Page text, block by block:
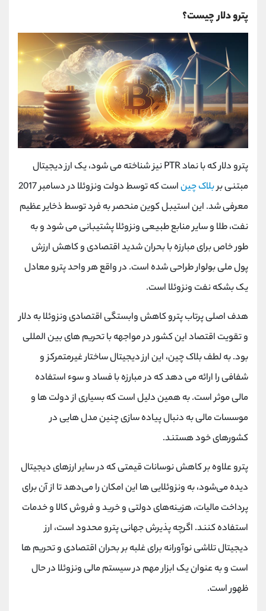
پترو دلار چیست؟
پترو دلار که با نماد PTR نیز شناخته می شود، یک ارز دیجیتال
مبتنی بربلاک چین
است که توسط دولت ونزوئلا در دسامبر 2017
معرفی شد. این استیبل کوین منحصر به فرد توسط ذخایر عظیم
نفت، طلا و سایر منابع طبیعی ونزوئلا پشتیبانی می شود و به
طور خاص برای مبارزه با بحران شدید اقتصادی و کاهش ارزش
پول ملی بولوار طراحی شده است. در واقع هر واحد پترو معادل
یک بشکه نفت ونزوئلا است.
هدف اصلی پرتاب پترو کاهش وابستگی اقتصادی ونزوئلا به دلار
و تقویت اقتصاد این کشور در مواجهه با تحریم های بین المللی
بود. به لطف بلاک چین، این ارز دیجیتال ساختار غیرمتمرکز و
شفافی را ارائه می دهد که در مبارزه با فساد و سوء استفاده
مالی موثر است. به همین دلیل است که بسیاری از دولت ها و
موسسات مالی به دنبال پیاده سازی چنین مدل هایی در
کشورهای خود هستند.
پترو علاوه بر کاهش نوسانات قیمتی که در سایر ارزهای دیجیتال
دیده می‌شود، به ونزوئلایی ‌ها این امکان را می‌دهد تا از آن برای
پرداخت مالیات، هزینه‌های دولتی و خرید و فروش کالا و خدمات
استفاده کنند. اگرچه پذیرش جهانی پترو محدود است، ارز
دیجیتال تلاشی نوآورانه برای غلبه بر بحران اقتصادی و تحریم ها
است و به عنوان یک ابزار مهم در سیستم مالی ونزوئلا در حال
ظهور است.